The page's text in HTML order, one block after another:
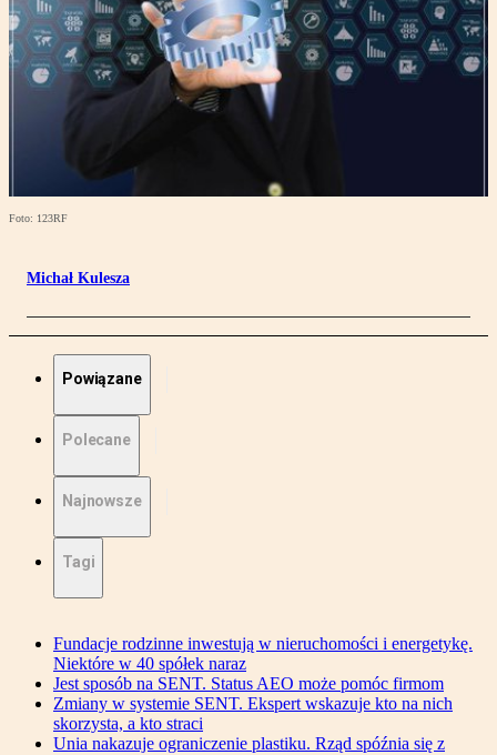
Foto: 123RF
Michał Kulesza
Powiązane
Polecane
Najnowsze
Tagi
Fundacje rodzinne inwestują w nieruchomości i energetykę.
Niektóre w 40 spółek naraz
Jest sposób na SENT. Status AEO może pomóc firmom
Zmiany w systemie SENT. Ekspert wskazuje kto na nich
skorzysta, a kto straci
Unia nakazuje ograniczenie plastiku. Rząd spóźnia się z